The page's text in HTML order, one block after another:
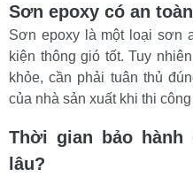
Sơn epoxy có an
Sơn epoxy là một loại sơn
kiện thông gió tốt. Tuy
khỏe, cần phải tuân thủ
của nhà sản xuất khi thi
Thời gian bảo
lâu?